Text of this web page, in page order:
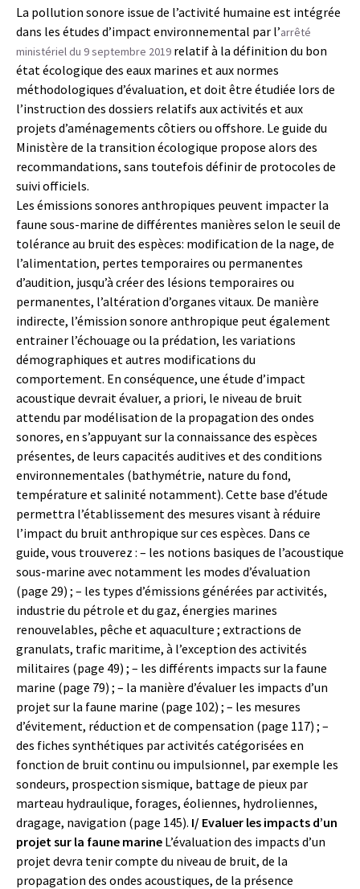
La pollution sonore issue de l’activité humaine est intégrée
dans les études d’impact environnemental par l’arrêté
ministériel du 9 septembre 2019 relatif à la définition du bon
état écologique des eaux marines et aux normes
méthodologiques d’évaluation, et doit être étudiée lors de
l’instruction des dossiers relatifs aux activités et aux
projets d’aménagements côtiers ou offshore. Le guide du
Ministère de la transition écologique propose alors des
recommandations, sans toutefois définir de protocoles de
suivi officiels.
Les émissions sonores anthropiques peuvent impacter la
faune sous-marine de différentes manières selon le seuil de
tolérance au bruit des espèces: modification de la nage, de
l’alimentation, pertes temporaires ou permanentes
d’audition, jusqu’à créer des lésions temporaires ou
permanentes, l’altération d’organes vitaux. De manière
indirecte, l’émission sonore anthropique peut également
entrainer l’échouage ou la prédation, les variations
démographiques et autres modifications du
comportement. En conséquence, une étude d’impact
acoustique devrait évaluer, a priori, le niveau de bruit
attendu par modélisation de la propagation des ondes
sonores, en s’appuyant sur la connaissance des espèces
présentes, de leurs capacités auditives et des conditions
environnementales (bathymétrie, nature du fond,
température et salinité notamment). Cette base d’étude
permettra l’établissement des mesures visant à réduire
l’impact du bruit anthropique sur ces espèces. Dans ce
guide, vous trouverez : – les notions basiques de l’acoustique
sous-marine avec notamment les modes d’évaluation
(page 29) ; – les types d’émissions générées par activités,
industrie du pétrole et du gaz, énergies marines
renouvelables, pêche et aquaculture ; extractions de
granulats, trafic maritime, à l’exception des activités
militaires (page 49) ; – les différents impacts sur la faune
marine (page 79) ; – la manière d’évaluer les impacts d’un
projet sur la faune marine (page 102) ; – les mesures
d’évitement, réduction et de compensation (page 117) ; –
des fiches synthétiques par activités catégorisées en
fonction de bruit continu ou impulsionnel, par exemple les
sondeurs, prospection sismique, battage de pieux par
marteau hydraulique, forages, éoliennes, hydroliennes,
dragage, navigation (page 145). I/ Evaluer les impacts d’un
projet sur la faune marine L’évaluation des impacts d’un
projet devra tenir compte du niveau de bruit, de la
propagation des ondes acoustiques, de la présence